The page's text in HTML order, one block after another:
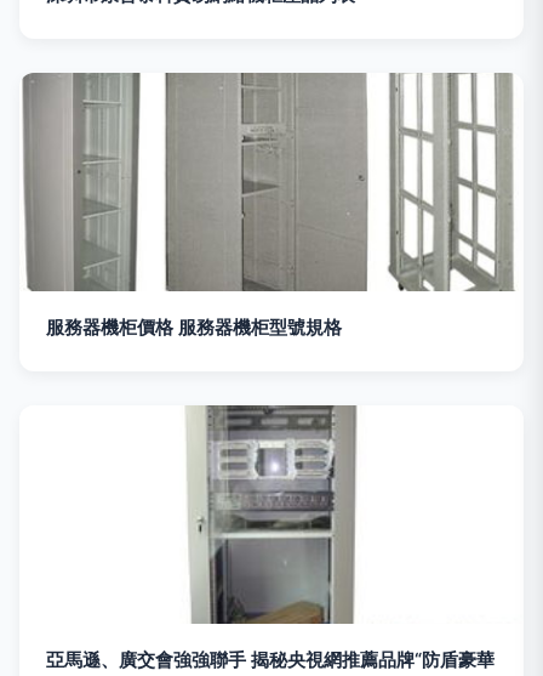
服務器機柜價格 服務器機柜型號規格
亞馬遜、廣交會強強聯手 揭秘央視網推薦品牌“防盾豪華